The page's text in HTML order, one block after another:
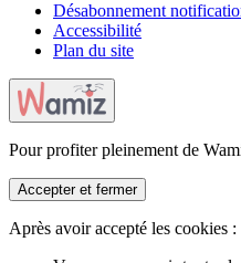
Désabonnement
Accessibilité
Plan du site
Pour profiter pleinement de
Accepter et fermer
Après avoir accepté les cookies :